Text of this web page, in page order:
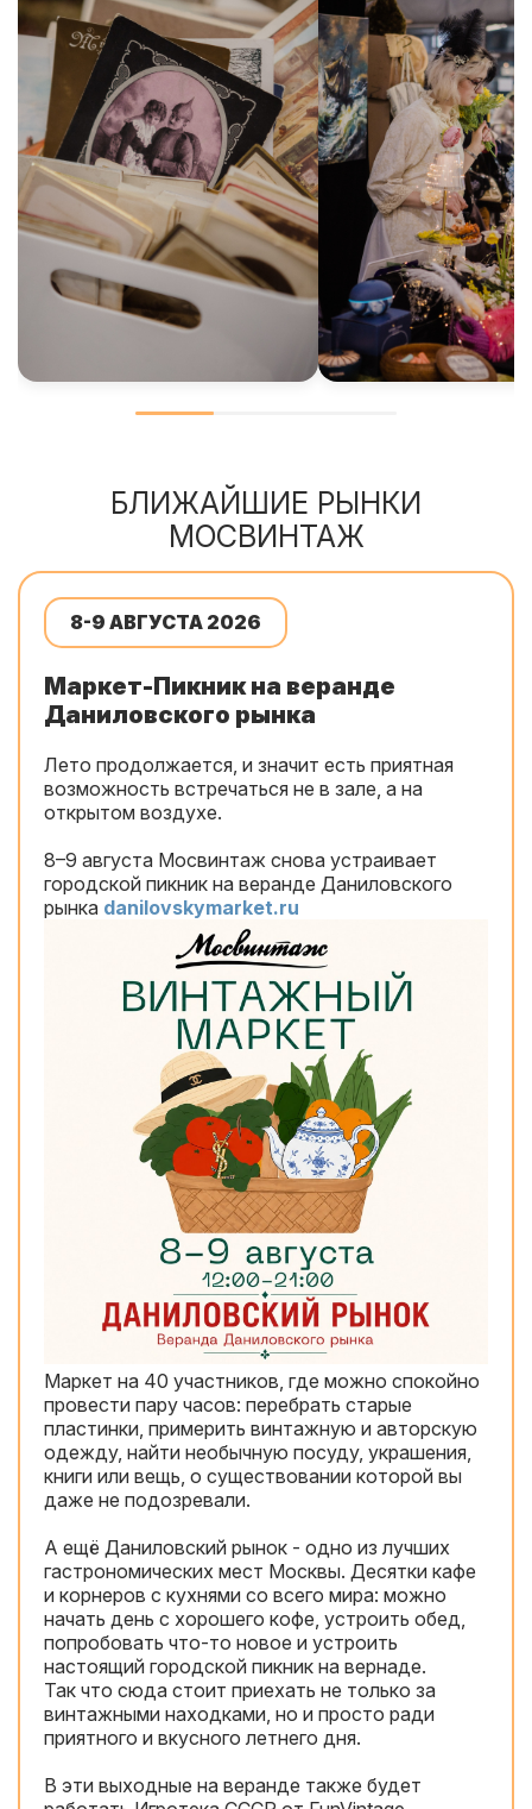
БЛИЖАЙШИЕ РЫНКИ
МОСВИНТАЖ
8-9 АВГУСТА 2026
Маркет-Пикник на веранде
Даниловского рынка
Лето продолжается, и значит есть приятная
возможность встречаться не в зале, а на
открытом воздухе.
8–9 августа Мосвинтаж снова устраивает
городской пикник на веранде Даниловского
рынка danilovskymarket.ru
Маркет на 40 участников, где можно спокойно
провести пару часов: перебрать старые
пластинки, примерить винтажную и авторскую
одежду, найти необычную посуду, украшения,
книги или вещь, о существовании которой вы
даже не подозревали.
А ещё Даниловский рынок - одно из лучших
гастрономических мест Москвы. Десятки кафе
и корнеров с кухнями со всего мира: можно
начать день с хорошего кофе, устроить обед,
попробовать что-то новое и устроить
настоящий городской пикник на вернаде.
Так что сюда стоит приехать не только за
винтажными находками, но и просто ради
приятного и вкусного летнего дня.
В эти выходные на веранде также будет